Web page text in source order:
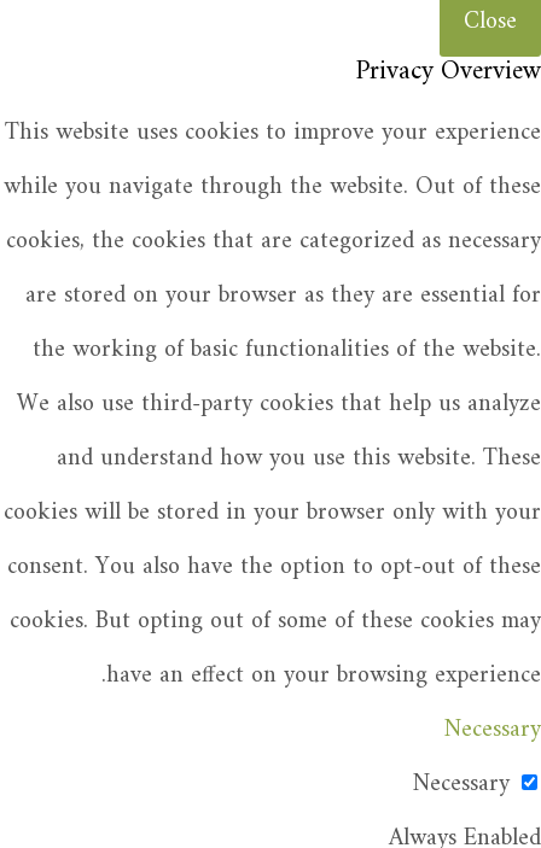
Close
Privacy Overview
This website uses cookies to improve your experience
while you navigate through the website. Out of these
cookies, the cookies that are categorized as necessary
are stored on your browser as they are essential for
the working of basic functionalities of the website.
We also use third-party cookies that help us analyze
and understand how you use this website. These
cookies will be stored in your browser only with your
consent. You also have the option to opt-out of these
cookies. But opting out of some of these cookies may
have an effect on your browsing experience.
Necessary
Necessary
Always Enabled